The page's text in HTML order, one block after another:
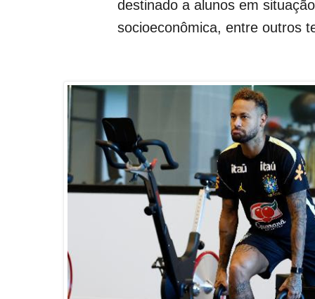
destinado a alunos em
socioeconômica, entre outros